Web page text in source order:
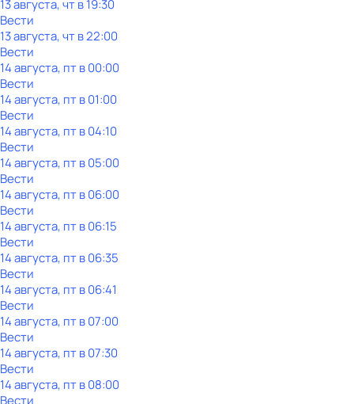
13 августа, чт в 19:30
Вести
13 августа, чт в 22:00
Вести
14 августа, пт в 00:00
Вести
14 августа, пт в 01:00
Вести
14 августа, пт в 04:10
Вести
14 августа, пт в 05:00
Вести
14 августа, пт в 06:00
Вести
14 августа, пт в 06:15
Вести
14 августа, пт в 06:35
Вести
14 августа, пт в 06:41
Вести
14 августа, пт в 07:00
Вести
14 августа, пт в 07:30
Вести
14 августа, пт в 08:00
Вести